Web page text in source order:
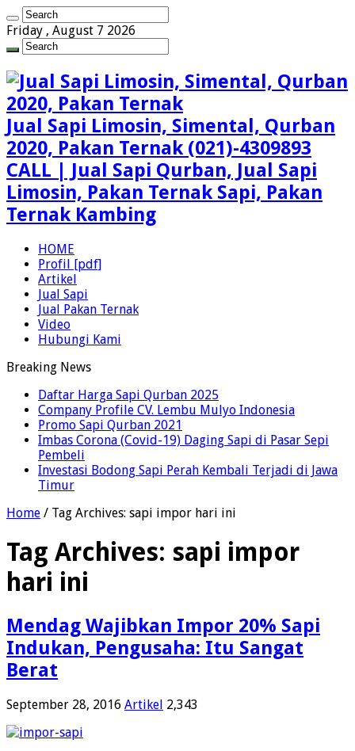
Friday , August 7 2026
Jual Sapi Limosin, Simental, Qurban
2020, Pakan Ternak (021)-4309893
CALL | Jual Sapi Qurban, Jual Sapi
Limosin, Pakan Ternak Sapi, Pakan
Ternak Kambing
HOME
Profil [pdf]
Artikel
Jual Sapi
Jual Pakan Ternak
Video
Hubungi Kami
Breaking News
Daftar Harga Sapi Qurban 2025
Company Profile CV. Lembu Mulyo Indonesia
Promo Sapi Qurban 2021
Imbas Corona (Covid-19) Daging Sapi di Pasar Sepi
Pembeli
Investasi Bodong Sapi Perah Kembali Terjadi di Jawa
Timur
Home / Tag Archives: sapi impor hari ini
Tag Archives: sapi impor
hari ini
Mendag Wajibkan Impor 20% Sapi
Indukan, Pengusaha: Itu Sangat
Berat
September 28, 2016 Artikel 2,343